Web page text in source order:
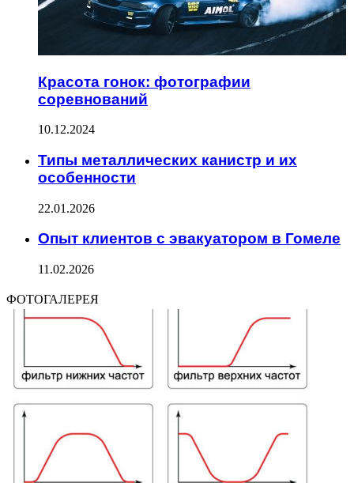
Красота гонок: фотографии
соревнований
10.12.2024
Типы металлических канистр и их
особенности
22.01.2026
Опыт клиентов с эвакуатором в Гомеле
11.02.2026
ФОТОГАЛЕРЕЯ